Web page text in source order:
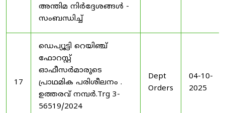
അന്തിമ നിർദ്ദേശങ്ങൾ -
സംബന്ധിച്ച്
17
ഡെപ്യൂട്ടി റെയിഞ്ച്
ഫോറസ്റ്റ്
ഓഫീസർമാരുടെ
പ്രാഥമിക പരിശീലനം .
ഉത്തരവ് നമ്പർ.Trg 3-
56519/2024
Dept
Orders
04-10-
2025